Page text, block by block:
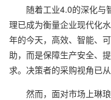
随着工业4.0的深化与
理已成为衡量企业现代化
年的今天，高效、智能、
助，而是保障生产安全、
求。决策者的采购视角已
然而，面对市场上琳琅